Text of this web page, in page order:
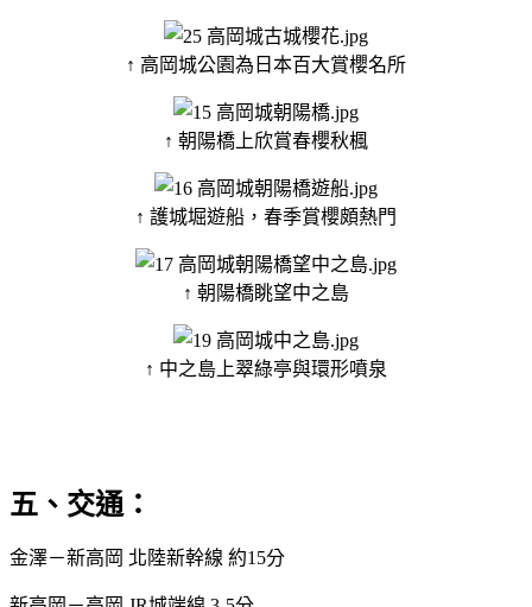
↑ 高岡城公園為日本百大賞櫻名所
↑ 朝陽橋上欣賞春櫻秋楓
↑ 護城堀遊船，春季賞櫻頗熱門
↑ 朝陽橋眺望中之島
↑ 中之島上翠綠亭與環形噴泉
五、交通：
金澤－新高岡 北陸新幹線 約15分